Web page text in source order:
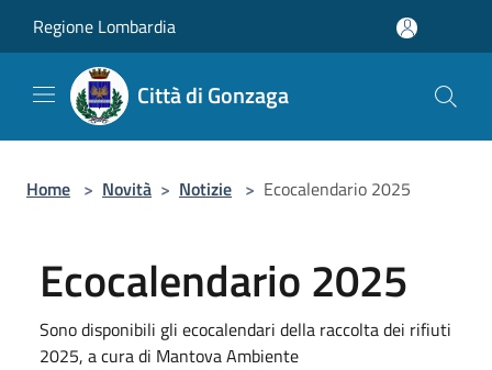
Regione Lombardia
Città di Gonzaga
Home > Novità > Notizie > Ecocalendario 2025
Ecocalendario 2025
Sono disponibili gli ecocalendari della raccolta dei rifiuti
2025, a cura di Mantova Ambiente